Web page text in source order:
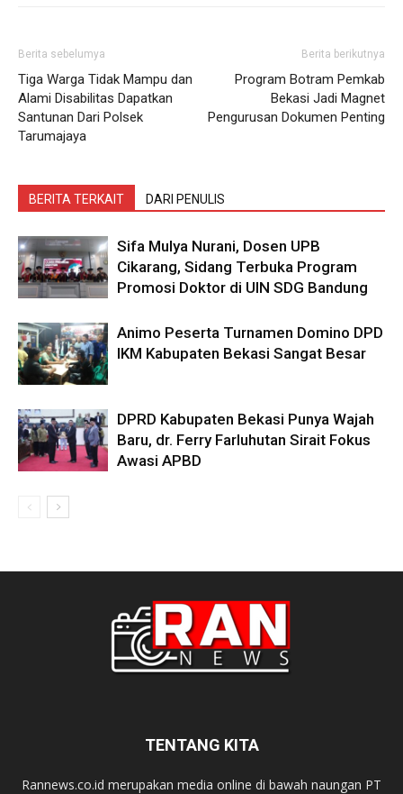
Berita sebelumya
Tiga Warga Tidak Mampu dan
Alami Disabilitas Dapatkan
Santunan Dari Polsek
Tarumajaya
Berita berikutnya
Program Botram Pemkab
Bekasi Jadi Magnet
Pengurusan Dokumen Penting
BERITA TERKAIT DARI PENULIS
Sifa Mulya Nurani, Dosen UPB
Cikarang, Sidang Terbuka Program
Promosi Doktor di UIN SDG Bandung
Animo Peserta Turnamen Domino DPD
IKM Kabupaten Bekasi Sangat Besar
DPRD Kabupaten Bekasi Punya Wajah
Baru, dr. Ferry Farluhutan Sirait Fokus
Awasi APBD
TENTANG KITA
Rannews.co.id merupakan media online di bawah naungan PT